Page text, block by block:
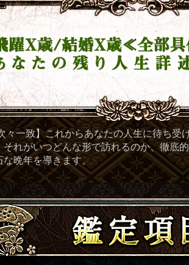
々一致】これからあなたの人生に待ち受
それがいつどんな形で訪れるのか、徹底
な晩年を導きます。
鑑定項目